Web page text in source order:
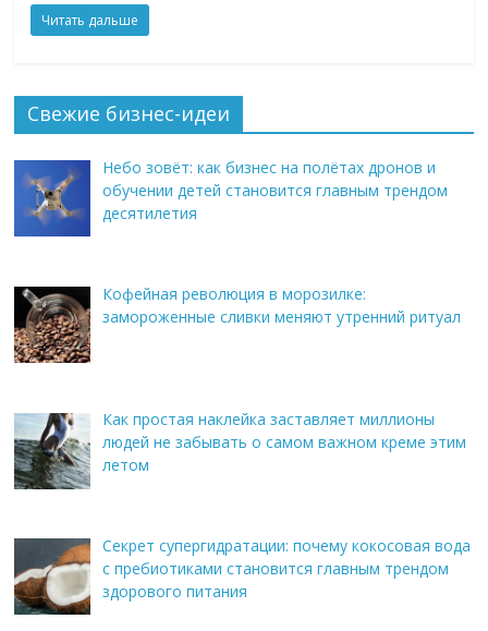
Читать дальше
Свежие бизнес-идеи
Небо зовёт: как бизнес на полётах дронов и
обучении детей становится главным трендом
десятилетия
Кофейная революция в морозилке:
замороженные сливки меняют утренний ритуал
Как простая наклейка заставляет миллионы
людей не забывать о самом важном креме этим
летом
Секрет супергидратации: почему кокосовая вода
с пребиотиками становится главным трендом
здорового питания